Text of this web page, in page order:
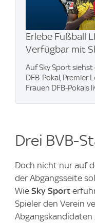
Erlebe Fußball
Verfügbar mit
Auf Sky Sport siehst
DFB-Pokal, Premier
Frauen DFB-Pokals
Drei BVB-
Doch nicht nur auf
der Abgangsseite
Wie Sky Sport
Spieler den Verein
Abgangskandidaten